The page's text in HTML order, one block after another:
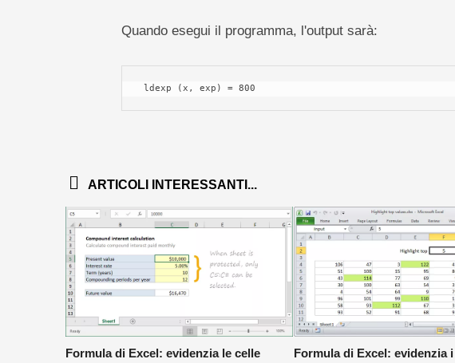
Quando esegui il programma, l'output sarà:
ldexp (x, exp) = 800
ARTICOLI INTERESSANTI...
Formula di Excel: evidenzia le celle
Formula di Excel: evidenzia